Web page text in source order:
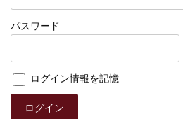
パスワード
ログイン情報を記憶